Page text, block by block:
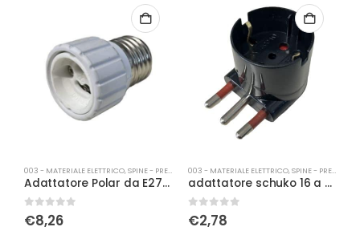
003 - MATERIALE ELETTRICO,SPINE - PRESE - MULTIPLE
Adattatore Polar da E27 a GU10
0Su 5
€8,26
003 - MATERIALE ELETTRICO,SPINE - PRESE - MULTIPLE
adattatore schuko 16 a 90°
0Su 5
€2,78